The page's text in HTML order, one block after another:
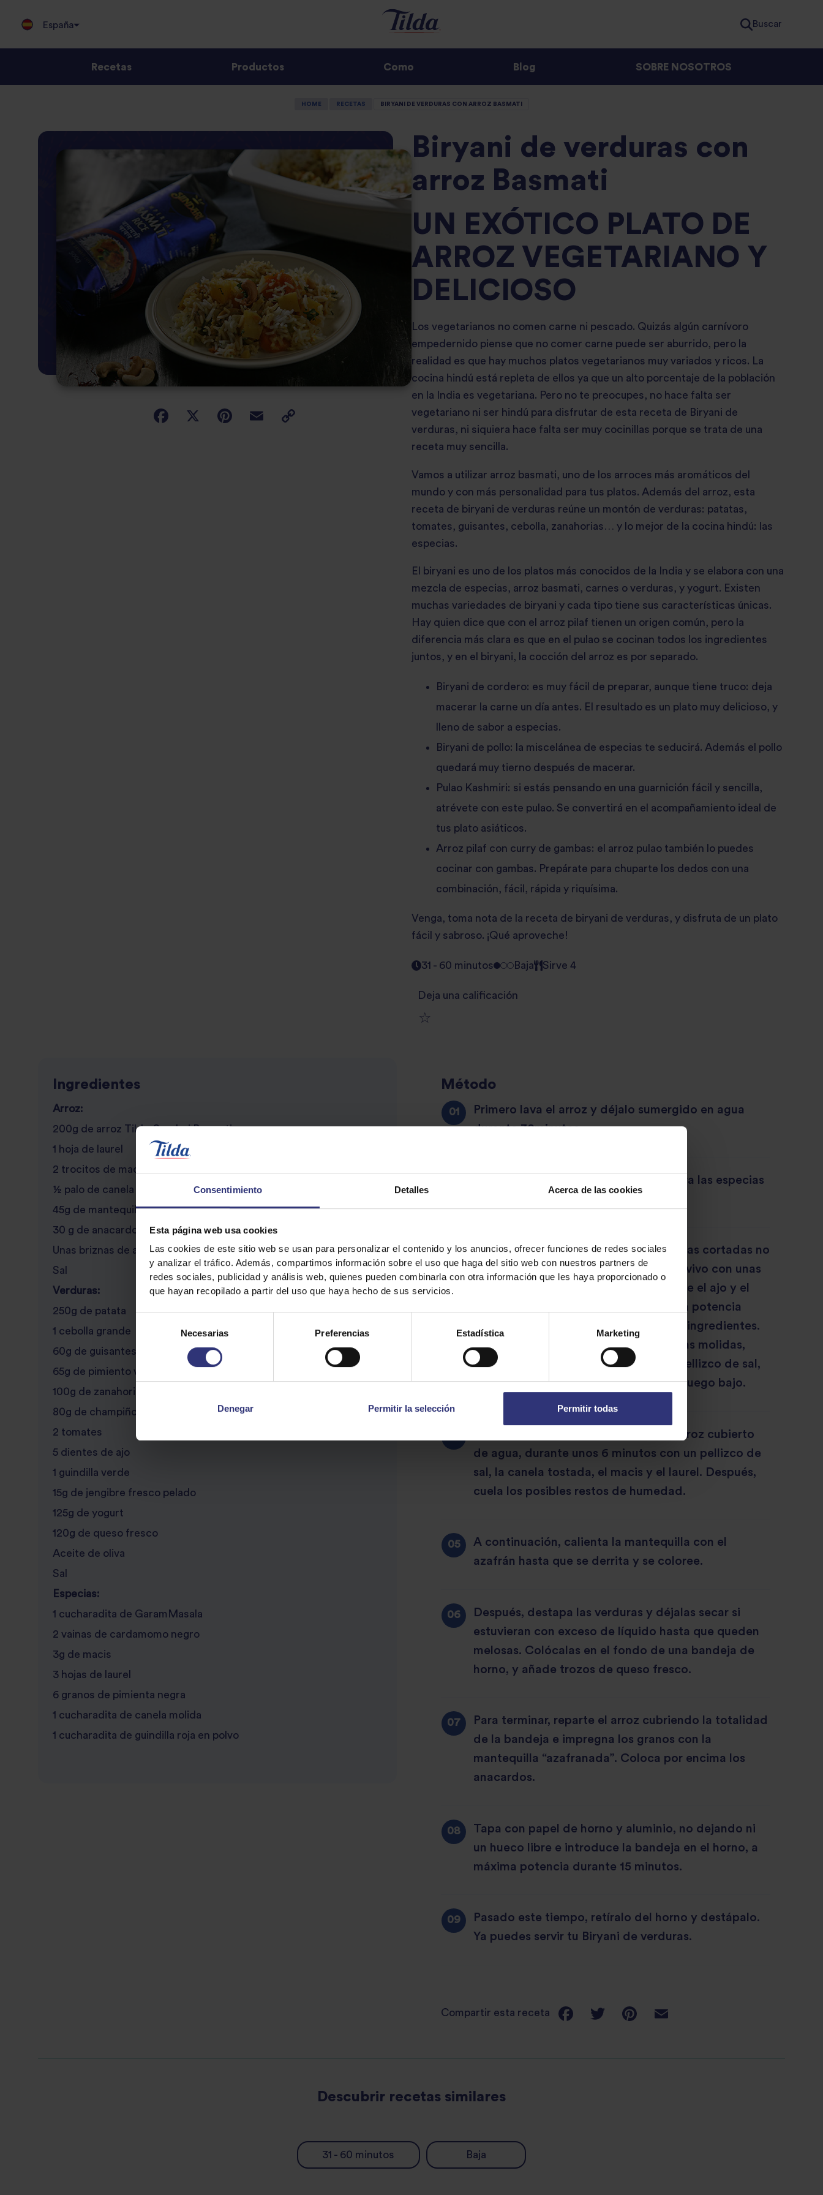
Consentimiento Detalles Acerca de las cookies
Esta página web usa cookies
Las cookies de este sitio web se usan para personalizar el contenido y los anuncios, ofrecer funciones de redes sociales
y analizar el tráfico. Además, compartimos información sobre el uso que haga del sitio web con nuestros partners de
redes sociales, publicidad y análisis web, quienes pueden combinarla con otra información que les haya proporcionado o
que hayan recopilado a partir del uso que haya hecho de sus servicios.
consentimiento
Necesarias Preferencias Estadística Marketing
Denegar Permitir la selección Permitir todas
España Buscar
Recetas Productos Como Blog SOBRE NOSOTROS
HOME RECETAS BIRYANI DE VERDURAS CON ARROZ BASMATI
Biryani de verduras con
arroz Basmati
UN EXÓTICO PLATO DE
ARROZ VEGETARIANO Y
DELICIOSO
Los vegetarianos no comen carne ni pescado. Quizás algún carnívoro
empedernido piense que no comer carne puede ser aburrido, pero la
realidad es que hay muchos platos vegetarianos muy variados y ricos. La
cocina hindú está repleta de ellos ya que un alto porcentaje de la población
en la India es vegetariana. Pero no te preocupes, no hace falta ser
vegetariano ni ser hindú para disfrutar de esta receta de Biryani de
verduras, ni siquiera hace falta ser muy cocinillas porque se trata de una
receta muy sencilla.
Vamos a utilizar arroz basmati, uno de los arroces más aromáticos del
mundo y con más personalidad para tus platos. Además del arroz, esta
receta de biryani de verduras reúne un montón de verduras: patatas,
tomates, guisantes, cebolla, zanahorias… y lo mejor de la cocina hindú: las
especias.
El biryani es uno de los platos más conocidos de la India y se elabora con una
mezcla de especias, arroz basmati, carnes o verduras, y yogurt. Existen
muchas variedades de biryani y cada tipo tiene sus características únicas.
Hay quien dice que con el arroz pilaf tienen un origen común, pero la
diferencia más clara es que en el pulao se cocinan todos los ingredientes
juntos, y en el biryani, la cocción del arroz es por separado.
Biryani de cordero: es muy fácil de preparar, aunque tiene truco: deja
macerar la carne un día antes. El resultado es un plato muy delicioso, y
lleno de sabor a especias.
Biryani de pollo: la miscelánea de especias te seducirá. Además el pollo
quedará muy tierno después de macerar.
Pulao Kashmiri: si estás pensando en una guarnición fácil y sencilla,
atrévete con este pulao. Se convertirá en el acompañamiento ideal de
tus plato asiáticos.
Arroz pilaf con curry de gambas: el arroz pulao también lo puedes
cocinar con gambas. Prepárate para chuparte los dedos con una
combinación, fácil, rápida y riquísima.
Venga, toma nota de la receta de biryani de verduras, y disfruta de un plato
fácil y sabroso. ¡Qué aproveche!
31 - 60 minutos Baja Sirve 4
Deja una calificación
review
star
review
star
review
Ingredientes
Arroz:
200g de arroz Tilda-Sundari Basmati
1 hoja de laurel
2 trocitos de macis
½ palo de canela
45g de mantequilla
30 g de anacardos tostados
Unas briznas de azafrán
Sal
Verduras:
250g de patata
1 cebolla grande
60g de guisantes congelados
65g de pimiento verde
100g de zanahorias peladas
80g de champiñones
2 tomates
5 dientes de ajo
1 guindilla verde
15g de jengibre fresco pelado
125g de yogurt
120g de queso fresco
Aceite de oliva
Sal
Especias:
1 cucharadita de GaramMasala
2 vainas de cardamomo negro
3g de macis
3 hojas de laurel
6 granos de pimienta negra
1 cucharadita de canela molida
1 cucharadita de guindilla roja en polvo
Método
Primero lava el arroz y déjalo sumergido en agua
durante 30minutos.
Después, en un molinillo de café, tritura las especias
En una cazuela amplia, dora las verduras cortadas no
muy gruesas pero irregulares, a fuego vivo con unas
5 cucharadas de aceite de oliva. Añade el ajo y el
jengibre muy picados y baja el fuego a potencia
media, evitando que se quemen éstos ingredientes.
Añade la guindilla picada y las especias molidas,
rehoga todo y agrega el yogurt y un pellizco de sal,
tápalo y cocina durante 15 minutos a fuego bajo.
Mientras tanto, en un cazo cuece el arroz cubierto
de agua, durante unos 6 minutos con un pellizco de
sal, la canela tostada, el macis y el laurel. Después,
cuela los posibles restos de humedad.
A continuación, calienta la mantequilla con el
azafrán hasta que se derrita y se coloree.
Después, destapa las verduras y déjalas secar si
estuvieran con exceso de líquido hasta que queden
melosas. Colócalas en el fondo de una bandeja de
horno, y añade trozos de queso fresco.
Para terminar, reparte el arroz cubriendo la totalidad
de la bandeja e impregna los granos con la
mantequilla “azafranada”. Coloca por encima los
anacardos.
Tapa con papel de horno y aluminio, no dejando ni
un hueco libre e introduce la bandeja en el horno, a
máxima potencia durante 15 minutos.
Pasado este tiempo, retíralo del horno y destápalo.
Ya puedes servir tu Biryani de verduras.
Compartir esta receta
Descubrir recetas similares
31 - 60 minutos Baja